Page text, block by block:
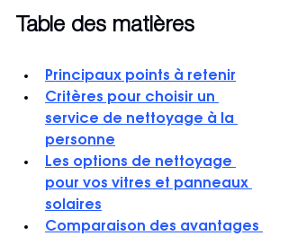
Table des matières
Principaux points à retenir
Critères pour choisir un
service de nettoyage à la
personne
Les options de nettoyage
pour vos vitres et panneaux
solaires
Comparaison des avantages